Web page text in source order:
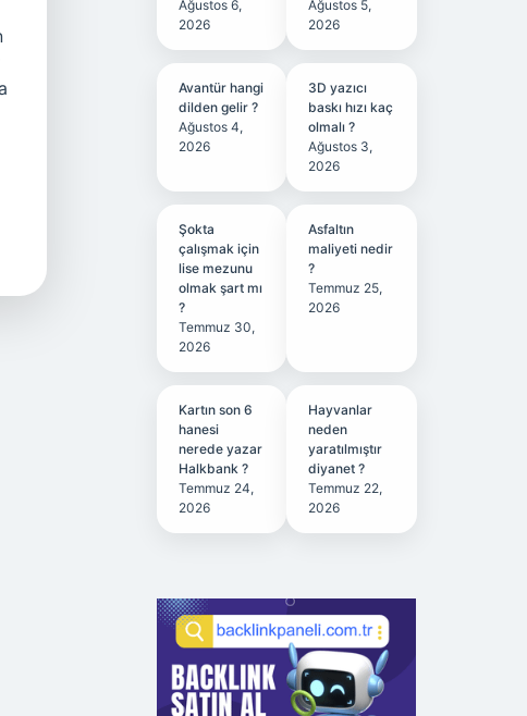
Ağustos 6,
2026
Ağustos 5,
2026
Avantür hangi
dilden gelir ?
Ağustos 4,
2026
3D yazıcı
baskı hızı kaç
olmalı ?
Ağustos 3,
2026
Şokta
çalışmak için
lise mezunu
olmak şart mı
?
Temmuz 30,
2026
Asfaltın
maliyeti nedir
?
Temmuz 25,
2026
Kartın son 6
hanesi
nerede yazar
Halkbank ?
Temmuz 24,
2026
Hayvanlar
neden
yaratılmıştır
diyanet ?
Temmuz 22,
2026